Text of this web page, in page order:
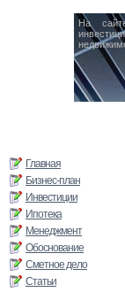
На
Главная
Бизнес-план
Инвестиции
Ипотека
Менеджмент
Обоснование
Сметное дело
Статьи